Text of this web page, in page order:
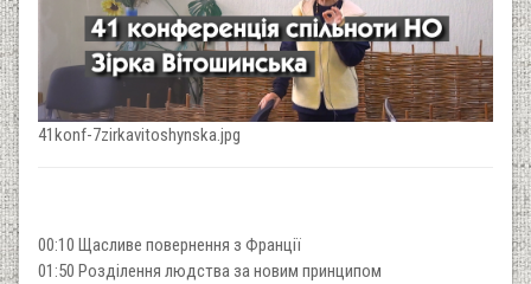
41konf-7zirkavitoshynska.jpg
00:10 Щасливе повернення з Франції
01:50 Розділення людства за новим принципом